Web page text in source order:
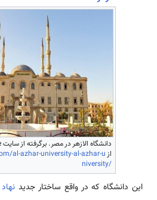
ازal-azhar-university-al-azhar-u
niversity/
این دانشگاه که در واقع ساختار جدید